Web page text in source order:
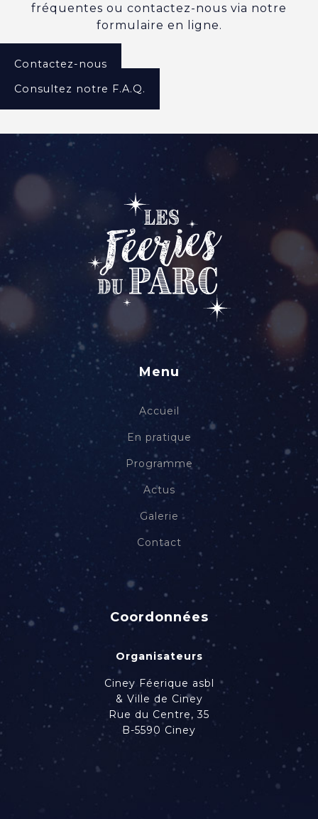
fréquentes ou contactez-nous via notre
formulaire en ligne.
Contactez-nous
Consultez notre F.A.Q.
Menu
Accueil
En pratique
Programme
Actus
Galerie
Contact
Coordonnées
Organisateurs
Ciney Féerique asbl
& Ville de Ciney
Rue du Centre, 35
B-5590 Ciney